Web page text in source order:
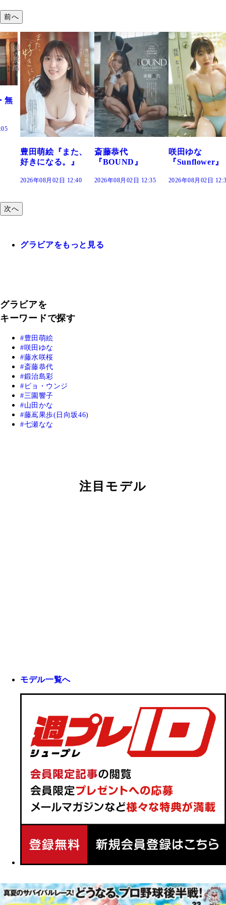
前へ
萌絵『また、
になる。』
年08月02日 12:40
斎藤恭代
『BOUND』
2026年08月02日 12:35
咲田ゆな
『Sunflower』
2026年08月02日 12:30
だ
次へ
グラビアをもっと見る
グラビアを
キーワードで探す
豊田萌絵
咲田ゆな
藤水咲桜
斎藤恭代
鍛治島彩
ピョ・ウンジ
三園響子
山田かな
藤嶌果歩(日向坂46)
七瀬なな
注目モデル
モデル一覧へ